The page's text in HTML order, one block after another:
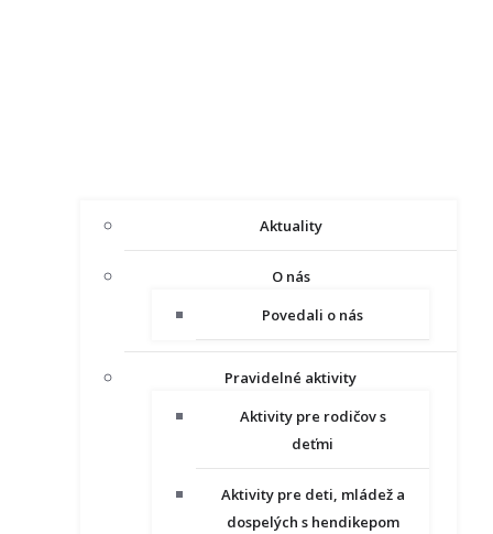
Aktuality
O nás
Povedali o nás
Pravidelné aktivity
Aktivity pre rodičov s
deťmi
Aktivity pre deti, mládež a
dospelých s hendikepom